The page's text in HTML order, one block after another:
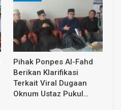
Pihak Ponpes Al-Fahd
Berikan Klarifikasi
Terkait Viral Dugaan
Oknum Ustaz Pukul…